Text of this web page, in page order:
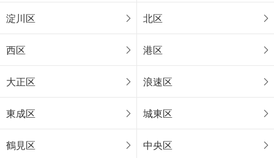
淀川区 北区
西区 港区
大正区 浪速区
東成区 城東区
鶴見区 中央区